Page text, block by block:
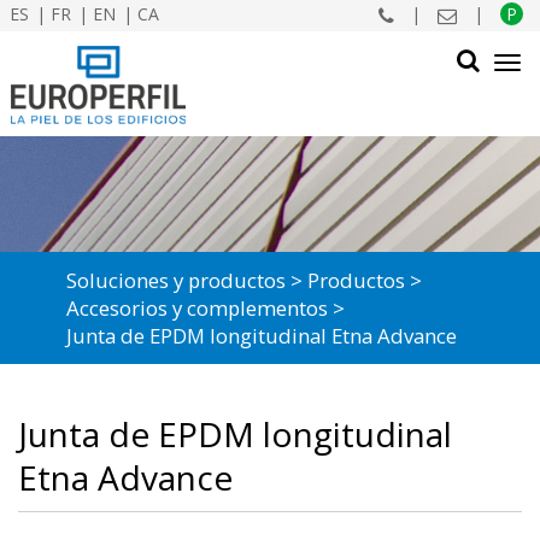
ES FR EN CA | | P
BUSCAR
Soluciones y productos
Productos
Accesorios y complementos
Junta de EPDM longitudinal Etna Advance
Junta de EPDM longitudinal
Etna Advance